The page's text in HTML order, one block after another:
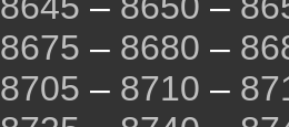
8675 – 8680 –
8705 – 8710 –